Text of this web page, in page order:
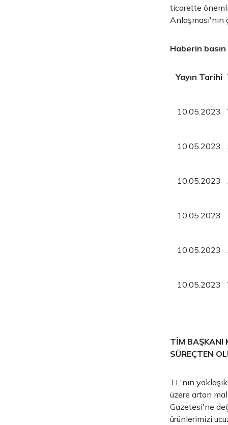
ticarette
Haberin
Yayın Tarihi
10.05.2023
10.05.2023
10.05.2023
10.05.2023
10.05.2023
10.05.2023
TİM BAŞKANI
SÜREÇTEN
TL'nin
üzere artan
Gazetesi'ne
ürünlerimizi